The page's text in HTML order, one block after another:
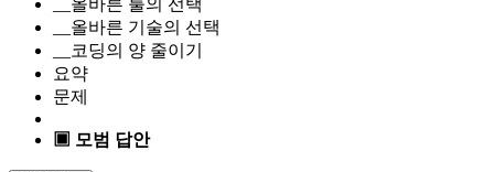
__올바른 기술의 선택
__코딩의 양 줄이기
요약
문제
▣ 모범 답안